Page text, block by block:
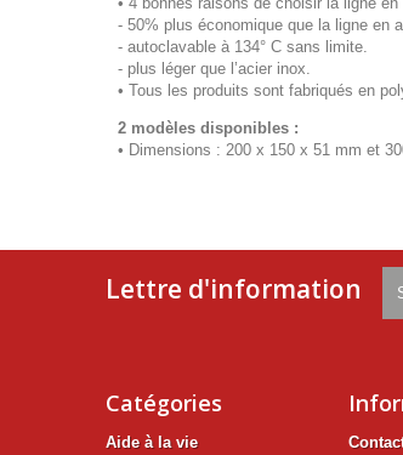
- 50% plus économique que la ligne en
- autoclavable à 134° C sans limite.
- plus léger que l’acier inox.
• Tous les produits sont fabriqués en
2 modèles disponibles :
• Dimensions : 200 x 150 x 51 mm et
Lettre d'information
Catégories
Aide à la vie